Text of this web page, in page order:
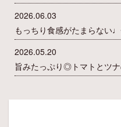
2026.06.03
もっちり食感がたまらない
2026.05.20
旨みたっぷり◎トマトとツ